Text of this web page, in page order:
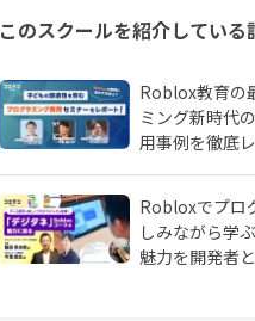
このスクールを紹介している
Roblox教育の
ミング新時代
用事例を徹底
Robloxでプロ
しみながら学
魅力を開発者